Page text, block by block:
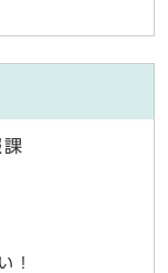
！